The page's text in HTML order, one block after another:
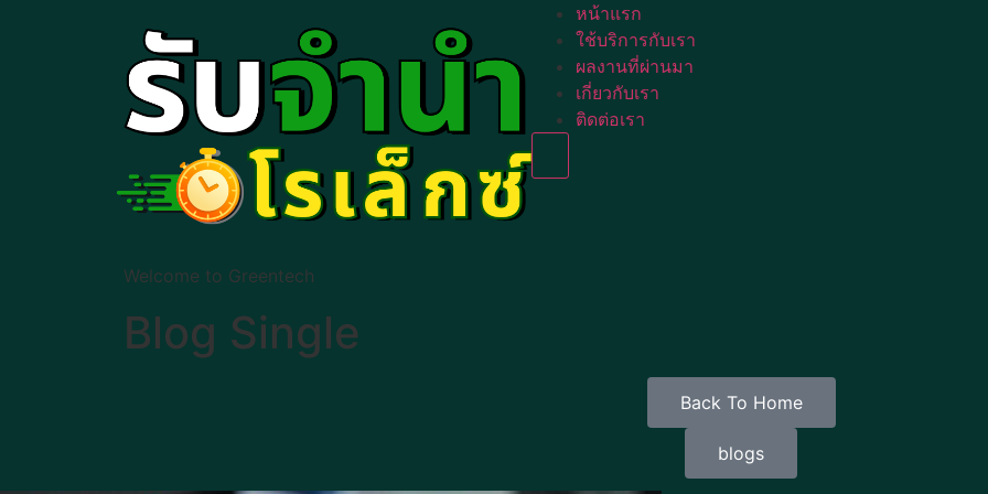
หน้าแรก
ใช้บริการกับเรา
ผลงานที่ผ่านมา
เกี่ยวกับเรา
ติดต่อเรา
Welcome to Greentech
Blog Single
Back To Home
blogs